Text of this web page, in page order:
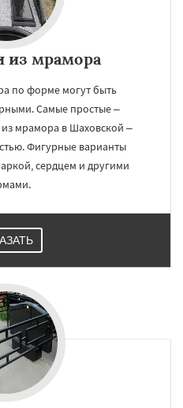
из мрамора
по форме могут быть
Самые простые –
мрамора в Шаховской –
Фигурные варианты
сердцем и другими